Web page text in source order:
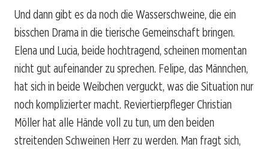
Und dann gibt es da noch die Wasserschweine, die ein
bisschen Drama in die tierische Gemeinschaft bringen.
Elena und Lucia, beide hochtragend, scheinen momentan
nicht gut aufeinander zu sprechen. Felipe, das Männchen,
hat sich in beide Weibchen verguckt, was die Situation nur
noch komplizierter macht. Reviertierpfleger Christian
Möller hat alle Hände voll zu tun, um den beiden
streitenden Schweinen Herr zu werden. Man fragt sich,